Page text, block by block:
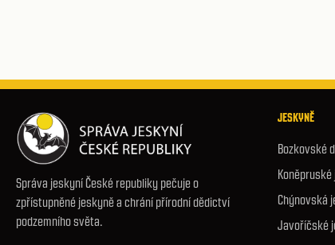
Správa jeskyní České republiky pečuje o
zpřístupněné jeskyně a chrání přírodní dědictví
podzemního světa.
JESKYNĚ
Bozkovské
Chýnovská
Javoříčské